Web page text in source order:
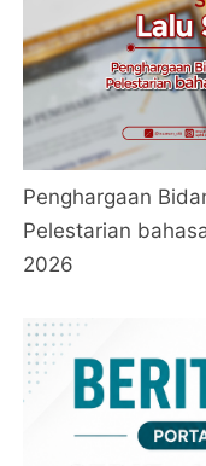
Penghargaan
Pelestarian
2026